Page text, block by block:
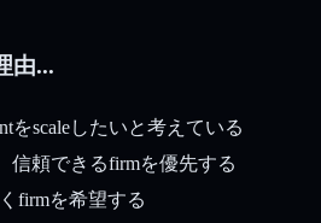
由...
をscaleしたいと考えている
信頼できるfirmを優先する
firmを希望する